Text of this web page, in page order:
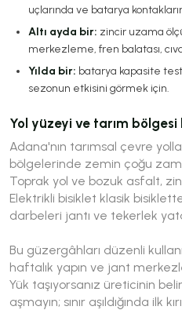
uçlarında ve batarya
Altı ayda bir: zincir uzama
merkezleme, fren balatası,
Yılda bir: batarya kapasite
sezonun etkisini görmek için.
Yol yüzeyi ve tarım bölgesi
Adana'nın tarımsal çevre
bölgelerinde zemin çoğu
Toprak yol ve bozuk asfalt,
Elektrikli bisiklet klasik
darbeleri jantı ve tekerlek
Bu güzergâhları düzenli
haftalık yapın ve jant
Yük taşıyorsanız üreticinin
aşmayın; sınır aşıldığında ilk